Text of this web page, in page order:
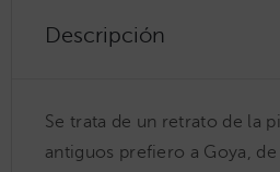
Descripción
Se trata de un retrato de la
antiguos prefiero a Goya,